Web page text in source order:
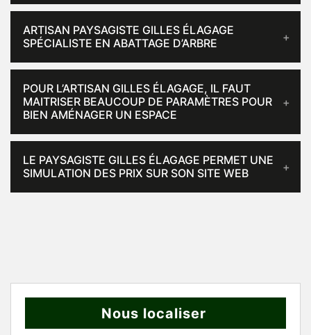
ARTISAN PAYSAGISTE GILLES ÉLAGAGE
SPÉCIALISTE EN ABATTAGE D’ARBRE
POUR L’ARTISAN GILLES ÉLAGAGE, IL FAUT
MAITRISER BEAUCOUP DE PARAMÈTRES POUR
BIEN AMÉNAGER UN ESPACE
LE PAYSAGISTE GILLES ÉLAGAGE PERMET UNE
SIMULATION DES PRIX SUR SON SITE WEB
Nous localiser